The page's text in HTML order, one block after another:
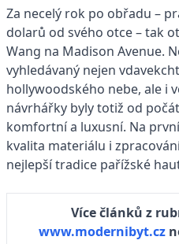
Za necelý rok po obřadu –
dolarů od svého otce – tak
Wang na Madison Avenue.
vyhledávaný nejen
hollywoodského nebe, ale i
návrhářky byly totiž od
komfortní a luxusní. Na
kvalita materiálu i
nejlepší tradice pařížské
Více článků z
www.modernibyt.cz